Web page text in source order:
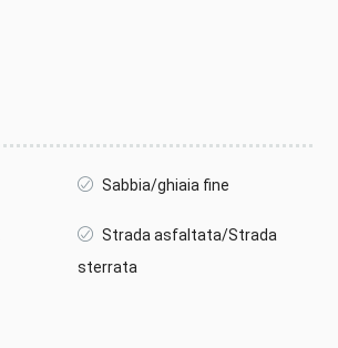
Sabbia/ghiaia fine
Strada asfaltata/Strada
sterrata